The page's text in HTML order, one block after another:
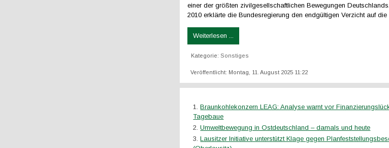
einer der größten zivilgesellschaftlichen Bewegungen
2010 erklärte die Bundesregierung den endgültigen Verzicht auf
Weiterlesen ...
Kategorie:Sonstiges
Veröffentlicht: Montag, 11. August 2025 11:22
Braunkohlekonzern LEAG: Analyse warnt vor
Tagebaue
Umweltbewegung in Ostdeutschland – damals und heute
Lausitzer Initiative unterstützt Klage gegen